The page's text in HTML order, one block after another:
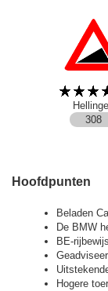
308
Hoofdpunten
Beladen
De BMW
BE-
Hogere